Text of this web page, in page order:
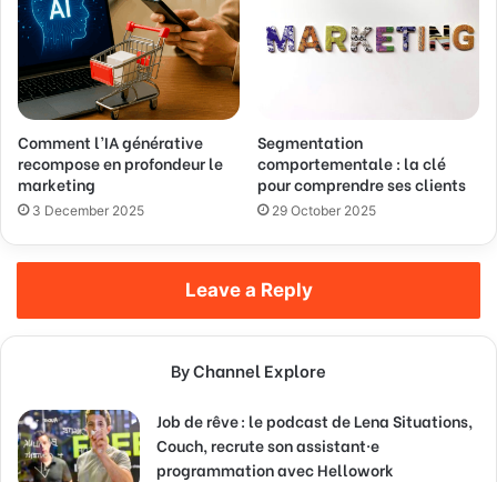
Comment l’IA générative
recompose en profondeur le
marketing
3 December 2025
Segmentation
comportementale : la clé
pour comprendre ses clients
29 October 2025
Leave a Reply
By Channel Explore
Job de rêve : le podcast de Lena Situations,
Couch, recrute son assistant·e
programmation avec Hellowork